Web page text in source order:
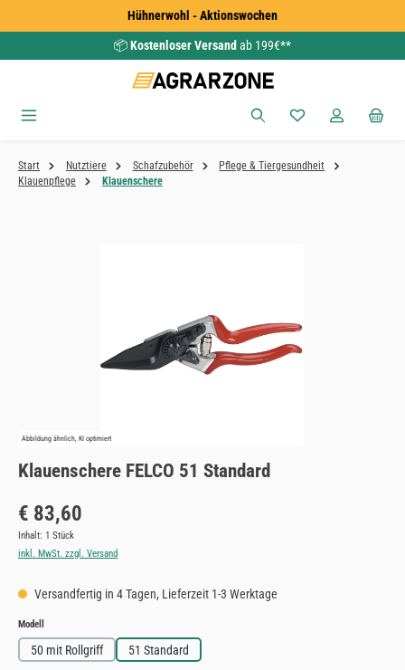
Zum Hauptinhalt springenHühnerwohl - Aktionswochen
📦Kostenloser Versand ab 199€**
Du hast 0
Start Nutztiere Schafzubehör
Pflege & Tiergesundheit
Klauenpflege
Klauenschere
Abbildung ähnlich, KI optimiert
Klauenschere FELCO 51 Standard
Regulärer Preis:
€ 83,60
Inhalt: 1 Stück
inkl. MwSt. zzgl. Versand
Versandfertig in 4 Tagen, Lieferzeit 1-3 Werktage
Modell auswählen
50 mit Rollgriff 51 Standard